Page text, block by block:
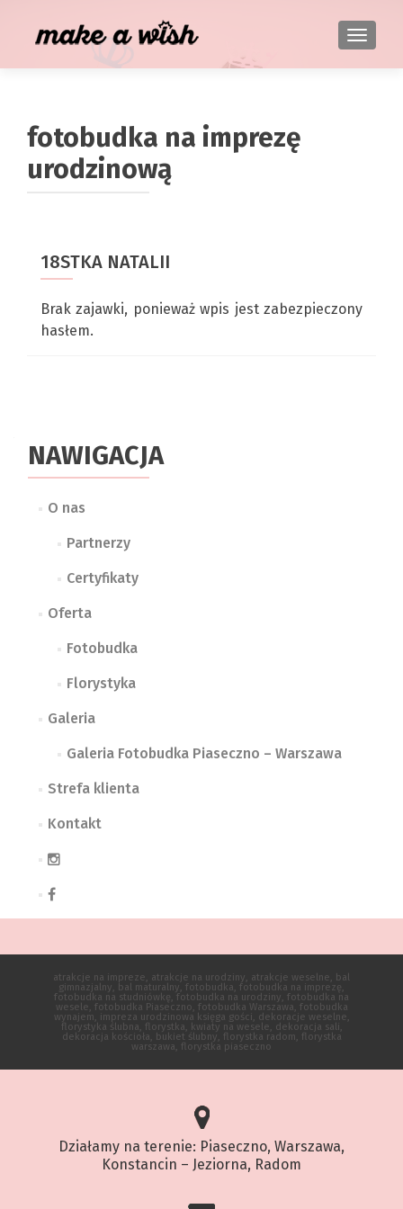
fotobudka na imprezę
urodzinową
18STKA NATALII
Brak zajawki, ponieważ wpis jest zabezpieczony
hasłem.
NAWIGACJA
O nas
Partnerzy
Certyfikaty
Oferta
Fotobudka
Florystyka
Galeria
Galeria Fotobudka Piaseczno – Warszawa
Strefa klienta
Kontakt
atrakcje na impreze, atrakcje na urodziny, atrakcje weselne, bal
gimnazjalny, bal maturalny, fotobudka, fotobudka na imprezę,
fotobudka na studniówkę, fotobudka na urodziny, fotobudka na
wesele, fotobudka Piaseczno, fotobudka Warszawa, fotobudka
wynajem, impreza urodzinowa księga gości, dekoracje weselne,
florystyka ślubna, florystka, kwiaty na wesele, dekoracja sali,
dekoracja kościoła, bukiet ślubny, florystka radom, florystka
warszawa, florystka piaseczno
Działamy na terenie: Piaseczno, Warszawa,
Konstancin – Jeziorna, Radom